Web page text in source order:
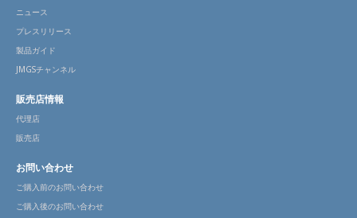
ニュース
プレスリリース
製品ガイド
JMGSチャンネル
販売店情報
代理店
販売店
お問い合わせ
ご購入前のお問い合わせ
ご購入後のお問い合わせ